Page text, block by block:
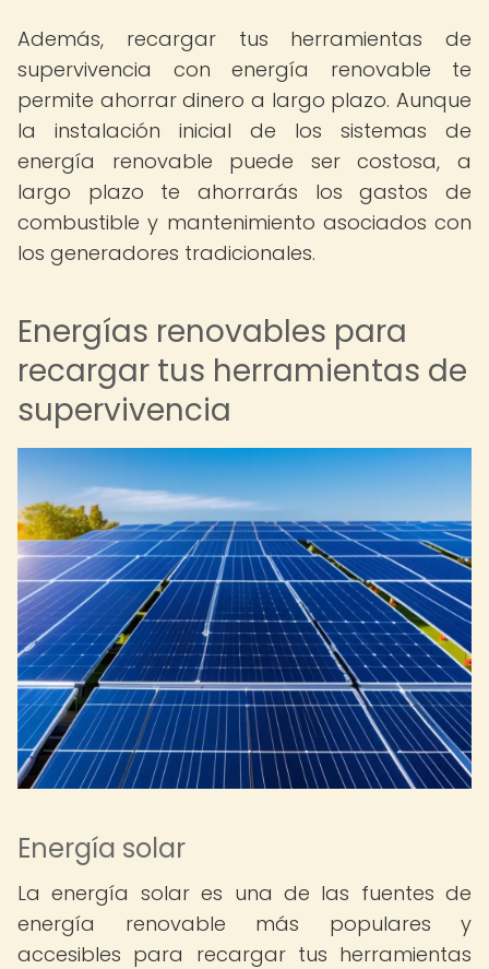
Además, recargar tus herramientas de
supervivencia con energía renovable te
permite ahorrar dinero a largo plazo. Aunque
la instalación inicial de los sistemas de
energía renovable puede ser costosa, a
largo plazo te ahorrarás los gastos de
combustible y mantenimiento asociados con
los generadores tradicionales.
Energías renovables para
recargar tus herramientas de
supervivencia
Energía solar
La energía solar es una de las fuentes de
energía renovable más populares y
accesibles para recargar tus herramientas